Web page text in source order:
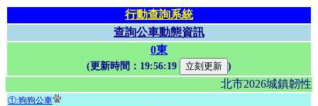
行動查詢系統
查詢公車動態資訊
0東
(更新時間： 19:56:19 )
北市2026城鎮韌
①:狗狗公車